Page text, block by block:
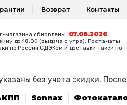
Возврат Контакты
магазина обновлены: 07.08.2026
до 18:00 (выдача с утра). Постаматы
по России СДЭКом и доставки такси по
без учета скидки.
Sonnax